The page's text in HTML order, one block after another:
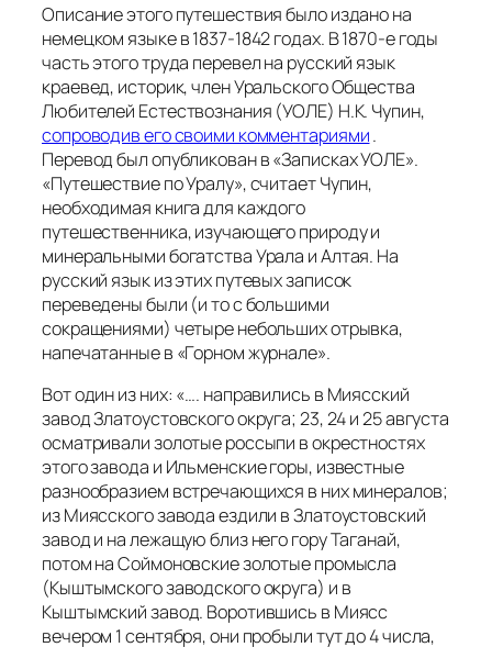
Описание этого путешествия было издано на
немецком языке в 1837-1842 годах. В 1870-е годы
часть этого труда перевел на русский язык
краевед, историк, член Уральского Общества
Любителей Естествознания (УОЛЕ) Н.К. Чупин,
сопроводив его своими комментариями.
Перевод был опубликован в «Записках УОЛЕ».
«Путешествие по Уралу», считает Чупин,
необходимая книга для каждого
путешественника, изучающего природу и
минеральными богатства Урала и Алтая. На
русский язык из этих путевых записок
переведены были (и то с большими
сокращениями) четыре небольших отрывка,
напечатанные в «Горном журнале».
Вот один из них: «…. направились в Миясский
завод Златоустовского округа; 23, 24 и 25 августа
осматривали золотые россыпи в окрестностях
этого завода и Ильменские горы, известные
разнообразием встречающихся в них минералов;
из Миясского завода ездили в Златоустовский
завод и на лежащую близ него гору Таганай,
потом на Соймоновские золотые промысла
(Кыштымского заводского округа) и в
Кыштымский завод. Воротившись в Миясс
вечером 1 сентября, они пробыли тут до 4 числа,